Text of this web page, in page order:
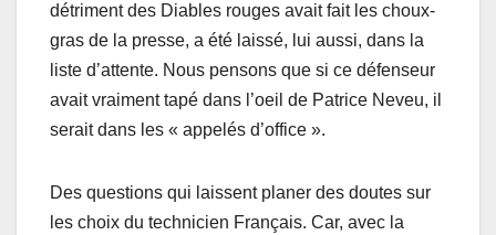
détriment des Diables rouges avait fait les choux-
gras de la presse, a été laissé, lui aussi, dans la
liste d’attente. Nous pensons que si ce défenseur
avait vraiment tapé dans l’oeil de Patrice Neveu, il
serait dans les « appelés d’office ».
Des questions qui laissent planer des doutes sur
les choix du technicien Français. Car, avec la